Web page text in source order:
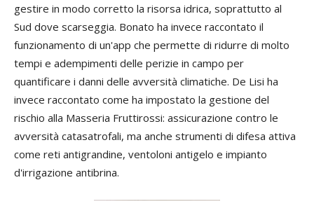
gestire in modo corretto la risorsa idrica, soprattutto al
Sud dove scarseggia. Bonato ha invece raccontato il
funzionamento di un'app che permette di ridurre di molto
tempi e adempimenti delle perizie in campo per
quantificare i danni delle avversità climatiche. De Lisi ha
invece raccontato come ha impostato la gestione del
rischio alla Masseria Fruttirossi: assicurazione contro le
avversità catasatrofali, ma anche strumenti di difesa attiva
come reti antigrandine, ventoloni antigelo e impianto
d'irrigazione antibrina.